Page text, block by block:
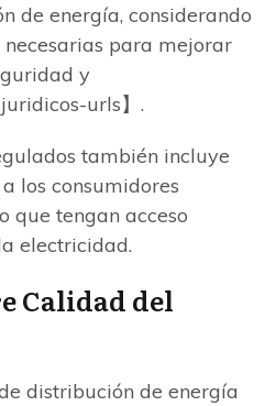
de energía, considerando
para mejorar
y
urls】.
también incluye
los consumidores
que tengan acceso
electricidad.
Calidad del
distribución de energía